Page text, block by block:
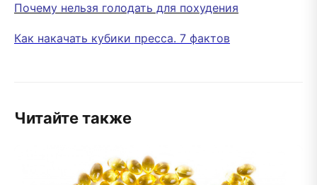
Почему нельзя голодать для похудения
Как накачать кубики пресса. 7 фактов
Читайте также